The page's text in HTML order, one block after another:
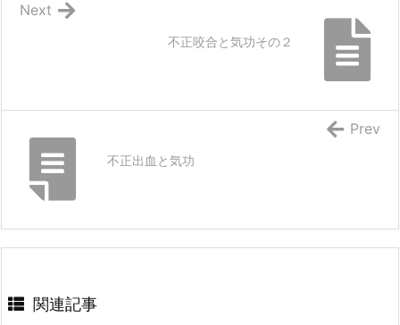
不正咬合と気功その２
Next
不正出血と気功
Prev
関連記事